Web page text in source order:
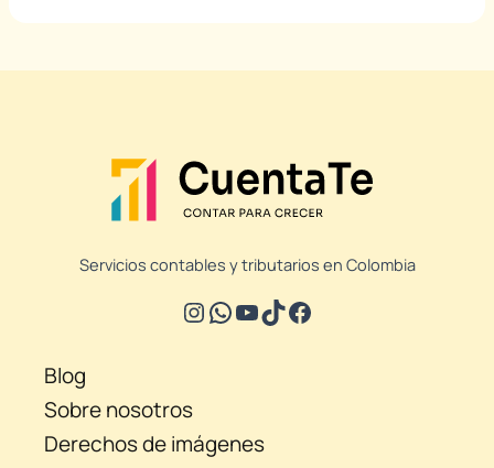
Servicios contables y tributarios en Colombia
Blog
Sobre nosotros
Derechos de imágenes